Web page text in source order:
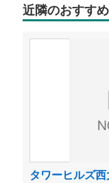
近隣のおすす
タワーヒルズ